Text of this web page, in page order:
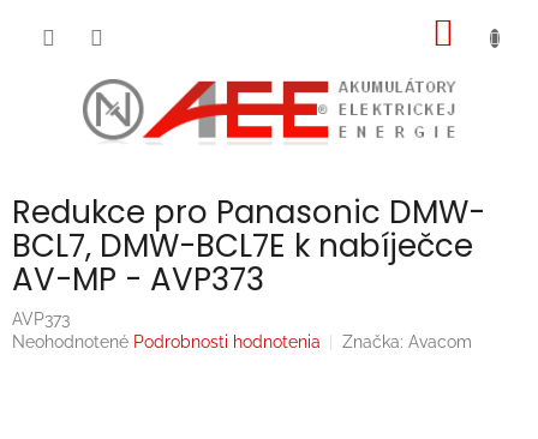
Redukce pro Panasonic DMW-
BCL7, DMW-BCL7E k nabíječce
AV-MP - AVP373
AVP373
Priemerné
Neohodnotené Podrobnosti hodnotenia Značka: Avacom